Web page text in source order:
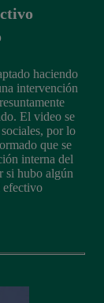
haciendo
intervención
El video se
por lo
que se
interna del
si hubo algún
efectivo